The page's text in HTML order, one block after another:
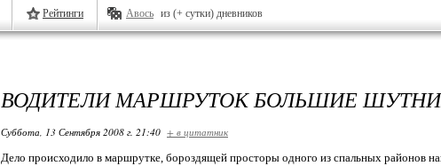
Рейтинги Авось из (+ сутки) дневников
ВОДИТЕЛИ МАРШРУТОК БОЛЬШИЕ
Суббота, 13 Сентября 2008 г. 21:40 + в цитатник
Дело происходило в маршрутке, бороздящей просторы одного из спальных районов